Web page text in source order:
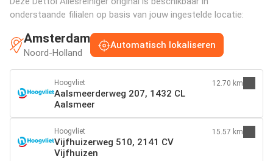
onderstaande filialen op basis van jouw ingestelde locatie:
Amsterdam
Noord-Holland
Automatisch lokaliseren
Hoogvliet
Aalsmeerderweg 207, 1432 CL
Aalsmeer
12.70 km
Hoogvliet
Vijfhuizerweg 510, 2141 CV
Vijfhuizen
15.57 km